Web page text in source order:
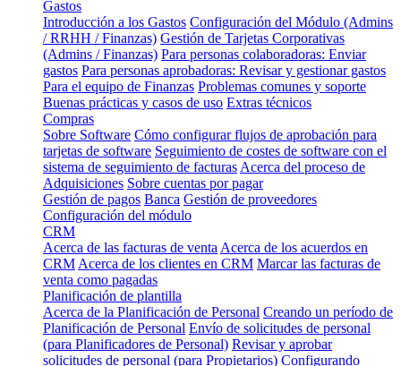
Gastos
Introducción a los Gastos Configuración del Módulo (Admins
/ RRHH / Finanzas) Gestión de Tarjetas Corporativas
(Admins / Finanzas) Para personas colaboradoras: Enviar
gastos Para personas aprobadoras: Revisar y gestionar gastos
Para el equipo de Finanzas Problemas comunes y soporte
Buenas prácticas y casos de uso Extras técnicos
Compras
Sobre Software Cómo configurar flujos de aprobación para
tarjetas de software Seguimiento de costes de software con el
sistema de seguimiento de facturas Acerca del proceso de
Adquisiciones Sobre cuentas por pagar
Gestión de pagos Banca Gestión de proveedores
Configuración del módulo
CRM
Acerca de las facturas de venta Acerca de los acuerdos en
CRM Acerca de los clientes en CRM Marcar las facturas de
venta como pagadas
Planificación de plantilla
Acerca de la Planificación de Personal Creando un período de
Planificación de Personal Envío de solicitudes de personal
(para Planificadores de Personal) Revisar y aprobar
solicitudes de personal (para Propietarios) Configurando